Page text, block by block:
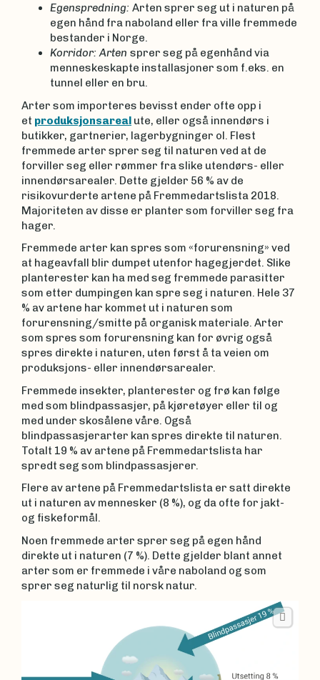
Egenspredning: Arten sprer seg ut i naturen på
egen hånd fra naboland eller fra ville fremmede
bestander i Norge.
Korridor: Arten sprer seg på egenhånd via
menneskeskapte installasjoner som f.eks. en
tunnel eller en bru.
Arter som importeres bevisst ender ofte opp i
et produksjonsareal ute, eller også innendørs i
butikker, gartnerier, lagerbygninger ol. Flest
fremmede arter sprer seg til naturen ved at de
forviller seg eller rømmer fra slike utendørs- eller
innendørsarealer. Dette gjelder 56 % av de
risikovurderte artene på Fremmedartslista 2018.
Majoriteten av disse er planter som forviller seg fra
hager.
Fremmede arter kan spres som «forurensning» ved
at hageavfall blir dumpet utenfor hagegjerdet. Slike
planterester kan ha med seg fremmede parasitter
som etter dumpingen kan spre seg i naturen. Hele 37
% av artene har kommet ut i naturen som
forurensning/smitte på organisk materiale. Arter
som spres som forurensning kan for øvrig også
spres direkte i naturen, uten først å ta veien om
produksjons- eller innendørsarealer.
Fremmede insekter, planterester og frø kan følge
med som blindpassasjer, på kjøretøyer eller til og
med under skosålene våre. Også
blindpassasjerarter kan spres direkte til naturen.
Totalt 19 % av artene på Fremmedartslista har
spredt seg som blindpassasjerer.
Flere av artene på Fremmedartslista er satt direkte
ut i naturen av mennesker (8 %), og da ofte for jakt-
og fiskeformål.
Noen fremmede arter sprer seg på egen hånd
direkte ut i naturen (7 %). Dette gjelder blant annet
arter som er fremmede i våre naboland og som
sprer seg naturlig til norsk natur.